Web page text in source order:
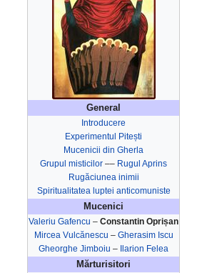
General
Introducere
Experimentul Pitești
Mucenicii din Gherla
Grupul misticilor –– Rugul Aprins
Rugăciunea inimii
Spiritualitatea luptei anticomuniste
Mucenici
Valeriu Gafencu – Constantin Oprișan
Mircea Vulcănescu – Gherasim Iscu
Gheorghe Jimboiu – Ilarion Felea
Mărturisitori